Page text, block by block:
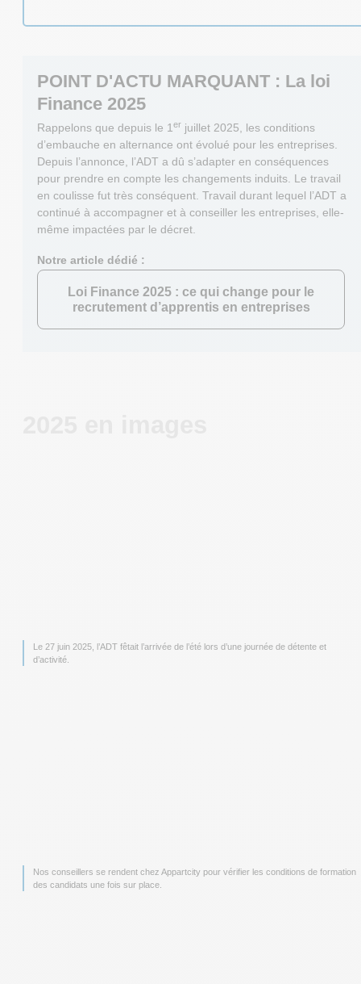
POINT D'ACTU MARQUANT : La loi
Finance 2025
Rappelons que depuis le 1er juillet 2025, les conditions
d’embauche en alternance ont évolué pour les entreprises.
Depuis l’annonce, l’ADT a dû s’adapter en conséquences
pour prendre en compte les changements induits. Le travail
en coulisse fut très conséquent. Travail durant lequel l’ADT a
continué à accompagner et à conseiller les entreprises, elle-
même impactées par le décret.
Notre article dédié :
Loi Finance 2025 : ce qui change pour le
recrutement d’apprentis en entreprises
Le 27 juin 2025, l’ADT fêtait l’arrivée de l’été lors d’une journée de détente et
d’activité.
Nos conseillers se rendent chez Appartcity pour vérifier les conditions de formation
des candidats une fois sur place.